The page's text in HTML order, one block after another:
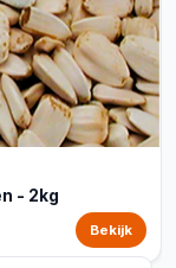
- 2kg
Bekijk